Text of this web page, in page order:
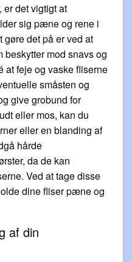
er det vigtigt at
sig pæne og rene i
det på er ved at
beskytter mod snavs og
at feje og vaske fliserne
småsten og
give grobund for
eller mos, kan du
eller en blanding af
hårde
da de kan
Ved at tage disse
dine fliser pæne og
af din